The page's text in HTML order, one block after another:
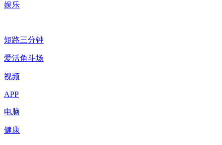
娱乐
短路三分钟
爱活角斗场
视频
APP
电脑
健康